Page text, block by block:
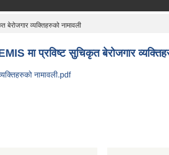
व्यक्तिहरुको नामावली
मा प्रविष्ट सुचिकृत बेरोजगार
नामावली.pdf